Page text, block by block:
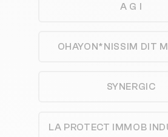
A G I
OHAYON*NISSIM DIT
SYNERGIC